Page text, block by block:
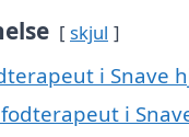
skjul
i Snave
i